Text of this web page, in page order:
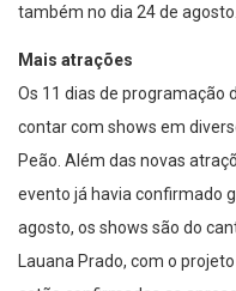
também no dia 24 de agosto.
Mais atrações
Os 11 dias de programação
contar com shows em
Peão. Além das novas
evento já havia confirmado
agosto, os shows são do
Lauana Prado, com o